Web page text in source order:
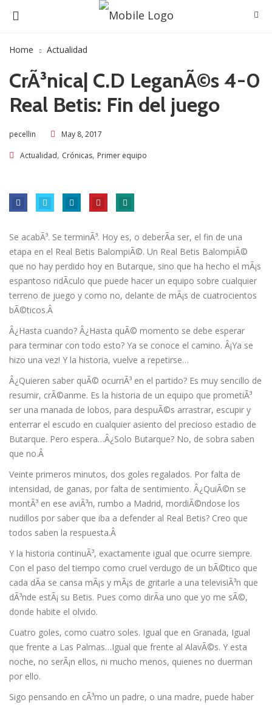
Home Actualidad
CrÃ³nica| C.D LeganÃ©s 4-0
Real Betis: Fin del juego
pecellin May 8, 2017
Actualidad, Crónicas, Primer equipo
Se acabÃ³. Se terminÃ³. Hoy es, o deberÃ­a ser, el fin de una
etapa en el Real Betis BalompiÃ©. Un Real Betis BalompiÃ©
que no hay perdido hoy en Butarque, sino que ha hecho el mÃ¡s
espantoso ridÃ­culo que puede hacer un equipo sobre cualquier
terreno de juego y como no, delante de mÃ¡s de cuatrocientos
bÃ©ticos.Â
Â¿Hasta cuando? Â¿Hasta quÃ© momento se debe esperar
para terminar con todo esto? Ya se conoce el camino. Â¡Ya se
hizo una vez! Y la historia, vuelve a repetirse…
Â¿Quieren saber quÃ© ocurriÃ³ en el partido? Es muy sencillo de
resumir, crÃ©anme. Es la historia de un equipo que prometiÃ³
ser una manada de lobos, para despuÃ©s arrastrar, escupir y
enterrar el escudo en cualquier asiento del precioso estadio de
Butarque. Pero espera…Â¿Solo Butarque? No, de sobra saben
que no.Â
Veinte primeros minutos, dos goles regalados. Por falta de
intensidad, de ganas, por falta de sentimiento. Â¿QuiÃ©n se
montÃ³ en ese aviÃ³n, rumbo a Madrid, mordiÃ©ndose los
nudillos por saber que iba a defender al Real Betis? Creo que
todos saben la respuesta.Â
Y la historia continuÃ³, exactamente igual que ocurre siempre.
Con el paso del tiempo como cruel verdugo de un bÃ©tico que
cada dÃ­a se cansa mÃ¡s y mÃ¡s de gritarle a una televisiÃ³n que
dÃ³nde estÃ¡ su Betis. Pues como dirÃ­a uno que yo me sÃ©,
donde habite el olvido.
Cuatro goles, como cuatro soles. Igual que en Granada, Igual
que frente a Las Palmas…Igual que frente al AlavÃ©s. Y esta
noche, no serÃ¡n ellos, ni mucho menos, quienes no duerman
por ello.
Sigo pensando en cÃ³mo un padre, o una madre, puede haber